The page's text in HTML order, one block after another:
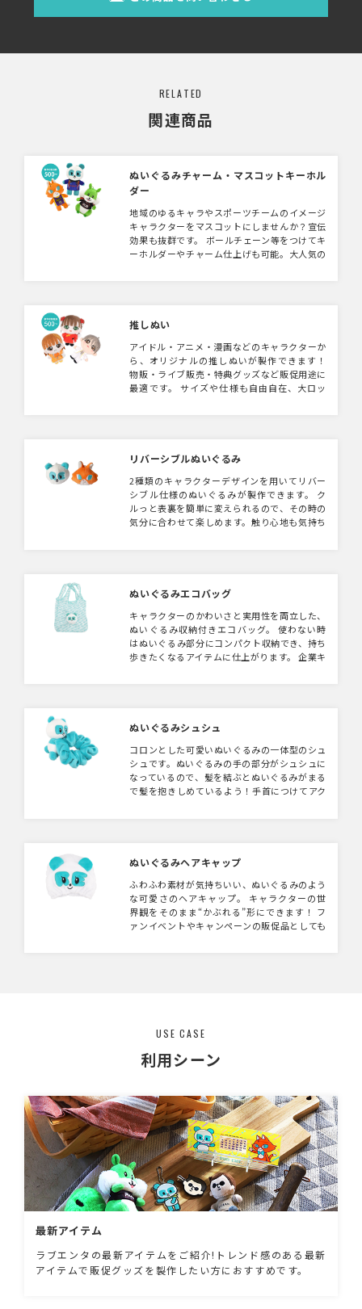
RELATED
関連商品
ぬいぐるみチャーム・マスコットキーホル
ダー
地域のゆるキャラやスポーツチームのイメージ
キャラクターをマスコットにしませんか？宣伝
効果も抜群です。 ボールチェーン等をつけてキ
ーホルダーやチャーム仕上げも可能。大人気の
は手作業によって一つひとつ仕上げております
また、細かくて再現が難しい部分は、簡素化の
ご相談をさせていただく場合がございます。
ご理解いただいた上でのご検討をお願いいたし
ます。
推しぬい
アイドル・アニメ・漫画などのキャラクターか
ら、オリジナルの推しぬいが製作できます！
物販・ライブ販売・特典グッズなど販促用途に
最適です。 サイズや仕様も自由自在、大ロッ
可能です。 【注意事項】 ぬいぐるみは手作業
状や表情などに個体差が生じます。 また、細
かくて再現が難しい部分は、簡素化のご相談を
させていただく場合がございます。ご理解いた
だいた上でのご検討をお願いいたします。
リバーシブルぬいぐるみ
2種類のキャラクターデザインを用いてリバー
シブル仕様のぬいぐるみが製作できます。 ク
ルっと表裏を簡単に変えられるので、その時の
気分に合わせて楽しめます。触り心地も気持ち
キャラクターグッズに持ってこいです。
ぬいぐるみエコバッグ
キャラクターのかわいさと実用性を両立した、
ぬいぐるみ収納付きエコバッグ。 使わない時
はぬいぐるみ部分にコンパクト収納でき、持ち
歩きたくなるアイテムに仕上がります。 企業キ
ぬいぐるみシュシュ
コロンとした可愛いぬいぐるみの一体型のシュ
シュです。ぬいぐるみの手の部分がシュシュに
なっているので、髪を結ぶとぬいぐるみがまる
で髪を抱きしめているよう！手首につけてアク
ぬいぐるみヘアキャップ
ふわふわ素材が気持ちいい、ぬいぐるみのよう
な可愛さのヘアキャップ。 キャラクターの世
界観をそのまま“かぶれる”形にできます！ フ
ァンイベントやキャンペーンの販促品としても
USE CASE
利用シーン
最新アイテム
ラブエンタの最新アイテムをご紹介!トレンド感のある最新
アイテムで販促グッズを製作したい方におすすめです。